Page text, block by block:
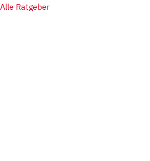
Alle Ratgeber